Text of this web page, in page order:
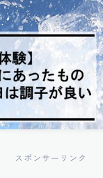
スポンサーリンク